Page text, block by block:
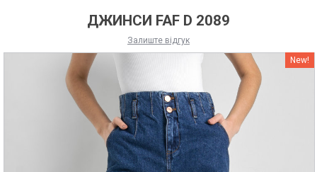
ДЖИНСИ FAF D 2089
Залиште відгук
New!